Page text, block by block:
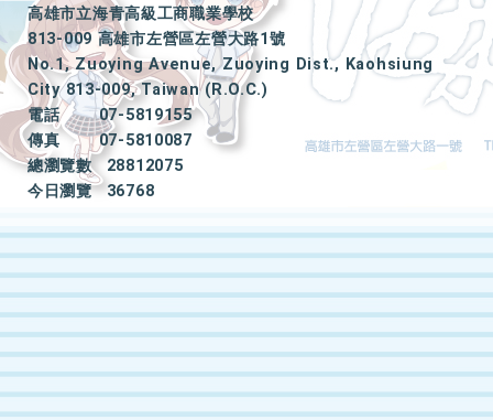
高雄市立海青高級工商職業學校
813-009 高雄市左營區左營大路1號
No.1, Zuoying Avenue, Zuoying Dist., Kaohsiung
City 813-009, Taiwan (R.O.C.)
電話
07-5819155
傳真
07-5810087
總瀏覽數
28812075
今日瀏覽
36768